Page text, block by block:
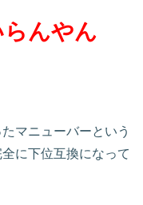
んやん
マニューバーという
に下位互換になって